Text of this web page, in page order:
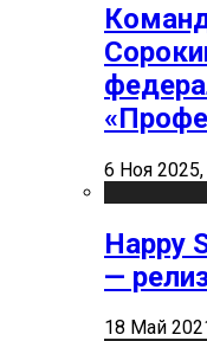
6 Ноя
Happy
—
18 Май